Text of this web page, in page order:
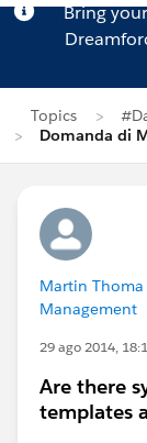
Bring
Topics
Domanda di
Martin Thoma
Management
29 ago 2014,
Are there
templates